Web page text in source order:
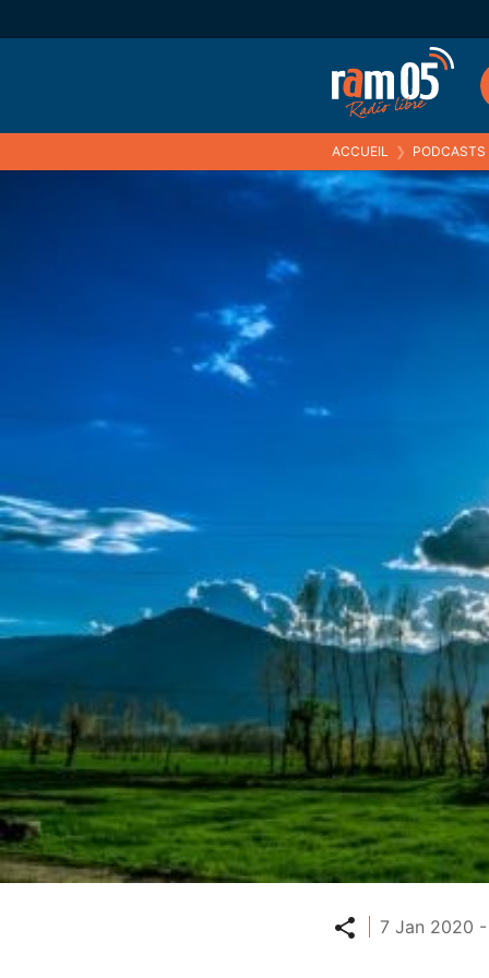
ACCUEIL ❯ PODCASTS
Partager
7 Jan 2020 -